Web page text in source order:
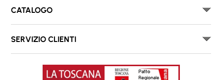
CATALOGO
SERVIZIO CLIENTI